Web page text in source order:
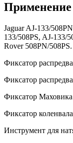
Применение
Jaguar AJ-133/
133/508PS, AJ-133/
Rover 508PN/508PS.
Фиксатор
Фиксатор
Фиксатор
Фиксатор
Инструмент для